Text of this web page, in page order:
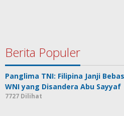
Berita Populer
Panglima TNI: Filipina Janji
WNI yang Disandera Abu Sayyaf
7727 Dilihat